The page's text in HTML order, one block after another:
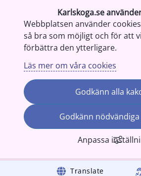
Karlskoga.se
Webbplatsen använder
så bra som möjligt och för att
förbättra den ytterligare.
Läs mer om våra cookies
Godkänn alla
Godkänn
Anpassa
Gå till innehåll Translate